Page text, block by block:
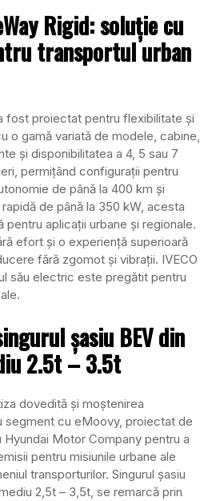
Rigid: soluție cu
transportul urban
fost proiectat pentru flexibilitate și
o gamă variată de modele, cabine,
și disponibilitatea a 4, 5 sau 7
permițând configurații pentru
de până la 400 km și
de până la 350 kW, acesta
aplicații urbane și regionale.
efort și o experiență superioară
fără zgomot și vibrații. IVECO
său electric este pregătit pentru
șasiu BEV din
2.5t – 3.5t
dovedită și moștenirea
segment cu eMoovy, proiectat de
Motor Company pentru a
pentru misiunile urbane ale
transporturilor. Singurul șasiu
2,5t – 3,5t, se remarcă prin